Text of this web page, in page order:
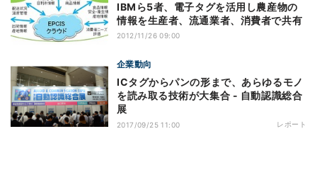
IBMら5者、電子タグを活用し農産物の
情報を生産者、流通業者、消費者で共有
2012/11/26 09:00
企業動向
ICタグからパンの形まで、あらゆるモノ
を読み取る技術が大集合 - 自動認識総合
展
2017/09/25 11:00 レポート